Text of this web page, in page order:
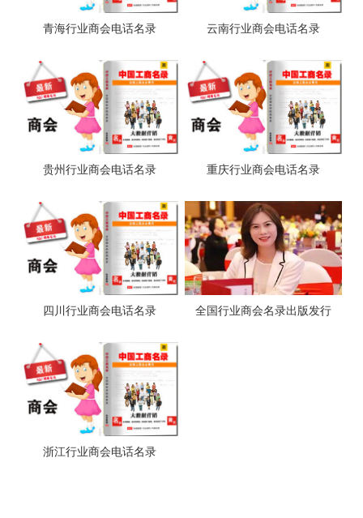
青海行业商会电话名录 云南行业商会电话名录
贵州行业商会电话名录 重庆行业商会电话名录
四川行业商会电话名录 全国行业商会名录出版发行
浙江行业商会电话名录